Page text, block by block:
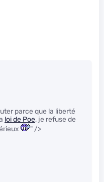
parce que la liberté
loi de Poe, je refuse de
" />